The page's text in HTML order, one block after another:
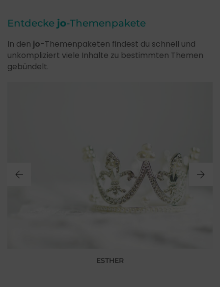
Entdecke jo-Themenpakete
In den jo-Themenpaketen findest du schnell und
unkompliziert viele Inhalte zu bestimmten Themen
gebündelt.
ESTHER